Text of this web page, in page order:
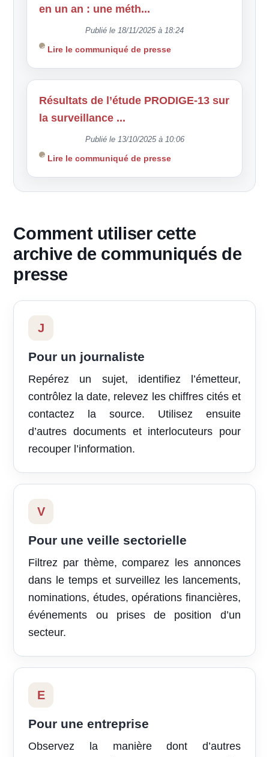
en un an : une méth...
Publié le 18/11/2025 à 18:24
Lire le communiqué de presse
Résultats de l’étude PRODIGE-13 sur
la surveillance ...
Publié le 13/10/2025 à 10:06
Lire le communiqué de presse
Comment utiliser cette
archive de communiqués de
presse
J
Pour un journaliste
Repérez un sujet, identifiez l’émetteur,
contrôlez la date, relevez les chiffres cités et
contactez la source. Utilisez ensuite
d’autres documents et interlocuteurs pour
recouper l’information.
V
Pour une veille sectorielle
Filtrez par thème, comparez les annonces
dans le temps et surveillez les lancements,
nominations, études, opérations financières,
événements ou prises de position d’un
secteur.
E
Pour une entreprise
Observez la manière dont d’autres